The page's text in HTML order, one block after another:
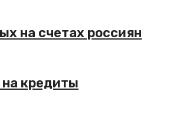
на счетах россиян
кредиты